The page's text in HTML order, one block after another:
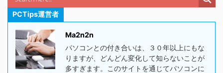
PCTips運営者
Ma2n2n
パソコンとの付き合いは、３０年以上にもな
りますが、どんどん変化して知らないことが
多すぎます。このサイトを通じてパソコンに